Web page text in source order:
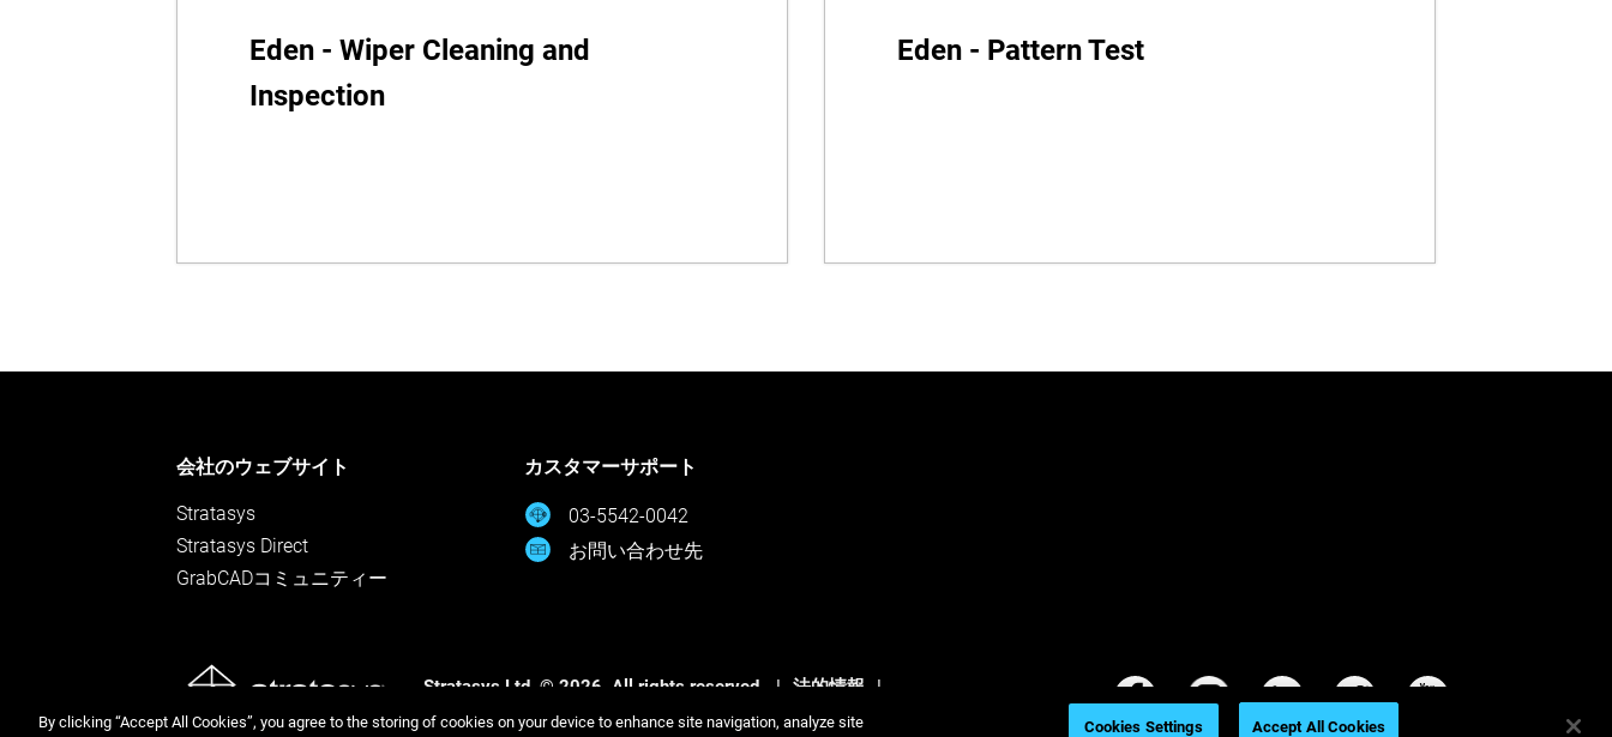
Eden - Wiper Cleaning and
Inspection
Eden - Pattern Test
会社のウェブサイト
Stratasys
Stratasys Direct
GrabCADコミュニティー
カスタマーサポート
03-5542-0042
お問い合わせ先
Stratasys Ltd. © 2026. All rights reserved.
法的情報
By clicking “Accept All Cookies”, you agree to the storing of cookies on your device to enhance site navigation, analyze site
Cookies Settings Accept All Cookies